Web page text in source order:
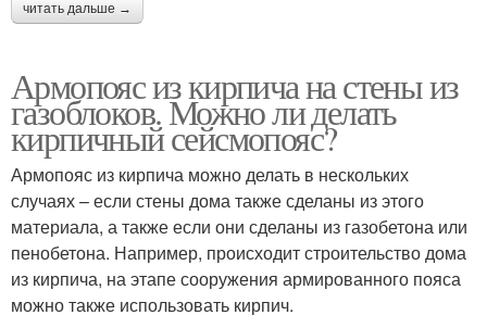
читать дальше →
Армопояс из кирпича на стены из
газоблоков. Можно ли делать
кирпичный сейсмопояс?
Армопояс из кирпича можно делать в нескольких
случаях – если стены дома также сделаны из этого
материала, а также если они сделаны из газобетона или
пенобетона. Например, происходит строительство дома
из кирпича, на этапе сооружения армированного пояса
можно также использовать кирпич.